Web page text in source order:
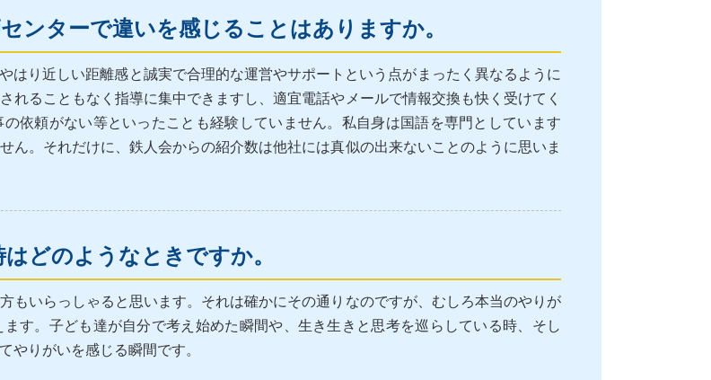
ンターで違いを感じることはありますか。
はり近しい距離感と誠実で合理的な運営やサポートという点がまったく異なるように
れることもなく指導に集中できますし、適宜電話やメールで情報交換も快く受けてく
依頼がない等といったことも経験していません。私自身は国語を専門としています
ん。それだけに、鉄人会からの紹介数は他社には真似の出来ないことのように思いま
どのようなときですか。
もいらっしゃると思います。それは確かにその通りなのですが、むしろ本当のやりが
す。子ども達が自分で考え始めた瞬間や、生き生きと思考を巡らしている時、そし
やりがいを感じる瞬間です。